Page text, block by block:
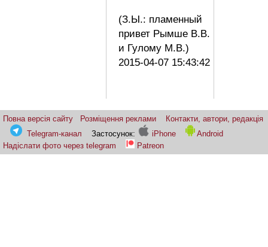
(З.Ы.: пламенный
привет Рымше В.В.
и Гулому М.В.)
2015-04-07 15:43:42
Повна версія сайту Розміщення реклами
Контакти, автори, редакція
Telegram-канал
Застосунок: iPhone
Android
Надіслати фото через telegram
Patreon